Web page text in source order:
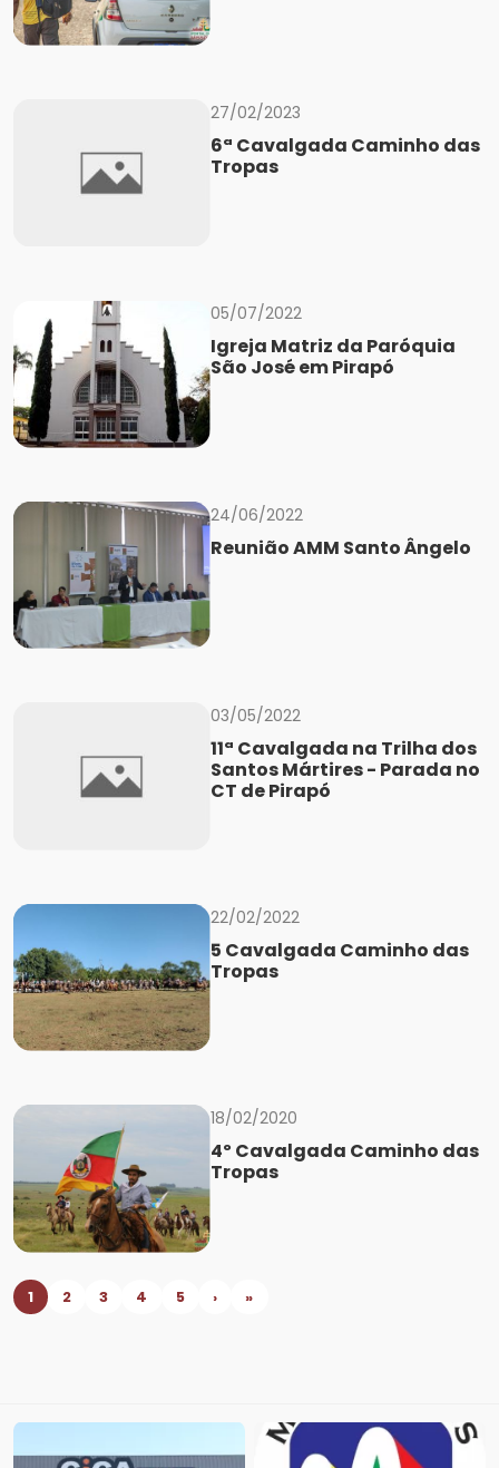
27/02/2023
6ª Cavalgada Caminho das
Tropas
05/07/2022
Igreja Matriz da Paróquia
São José em Pirapó
24/06/2022
Reunião AMM Santo Ângelo
03/05/2022
11ª Cavalgada na Trilha dos
Santos Mártires - Parada no
CT de Pirapó
22/02/2022
5 Cavalgada Caminho das
Tropas
18/02/2020
4º Cavalgada Caminho das
Tropas
1 2 3 4 5 › »